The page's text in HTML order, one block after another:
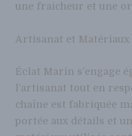
une fraicheur et une
Artisanat et Matériaux
Éclat Marin s’engage
l’artisanat tout en
chaîne est fabriquée
portée aux détails et